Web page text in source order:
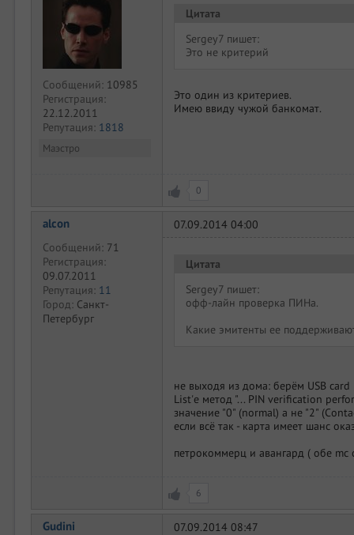
Сообщений: 10985
Регистрация:
22.12.2011
Репутация: 1818
Маэстро
Цитата
Sergey7 пишет:
Это не критерий
Это один из критериев.
Имею ввиду чужой банкомат.
0
alcon
Сообщений: 71
Регистрация:
09.07.2011
Репутация: 11
Город: Санкт-
Петербург
07.09.2014 04:00
Цитата
Sergey7 пишет:
офф-лайн проверка ПИНа.
Какие эмитенты ее
не выходя из дома: берём USB
List'е метод "... PIN verification
значение "0" (normal) а не "2"
если всё так - карта имеет шанс
петрокоммерц и авангард ( обе
6
Gudini 07.09.2014 08:47